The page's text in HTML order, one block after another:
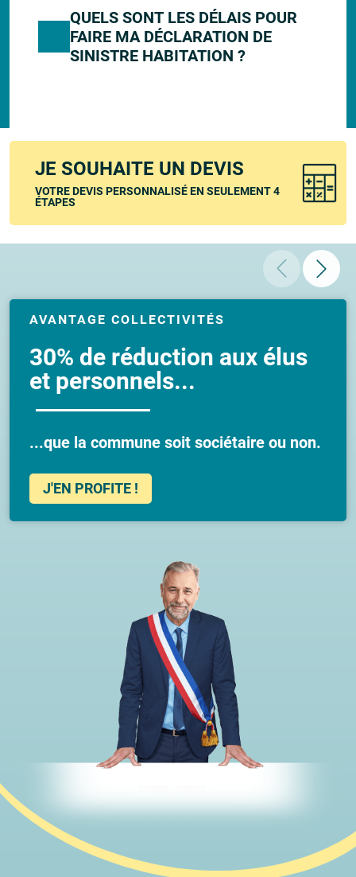
QUELS SONT LES DÉLAIS POUR
FAIRE MA DÉCLARATION DE
SINISTRE HABITATION ?
JE SOUHAITE UN DEVIS
VOTRE DEVIS PERSONNALISÉ EN SEULEMENT 4
ÉTAPES
AVANTAGE COLLECTIVITÉS
30% de réduction aux élus
et personnels...
...que la commune soit sociétaire ou non.
J'EN PROFITE !